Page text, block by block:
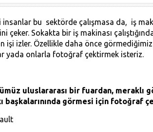
bu sektörde çalışmasa da, iş
çeker. Sokakta bir iş makinası
işi izler. Özellikle daha önce
yada onlarla fotoğraf çektirmek isteriz.
uluslararası bir fuardan, meraklı
başkalarınında görmesi için fotoğraf